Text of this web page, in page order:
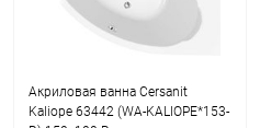
Акриловая ванна Cersanit
Kaliope 63442 (WA-KALIOPE*153-